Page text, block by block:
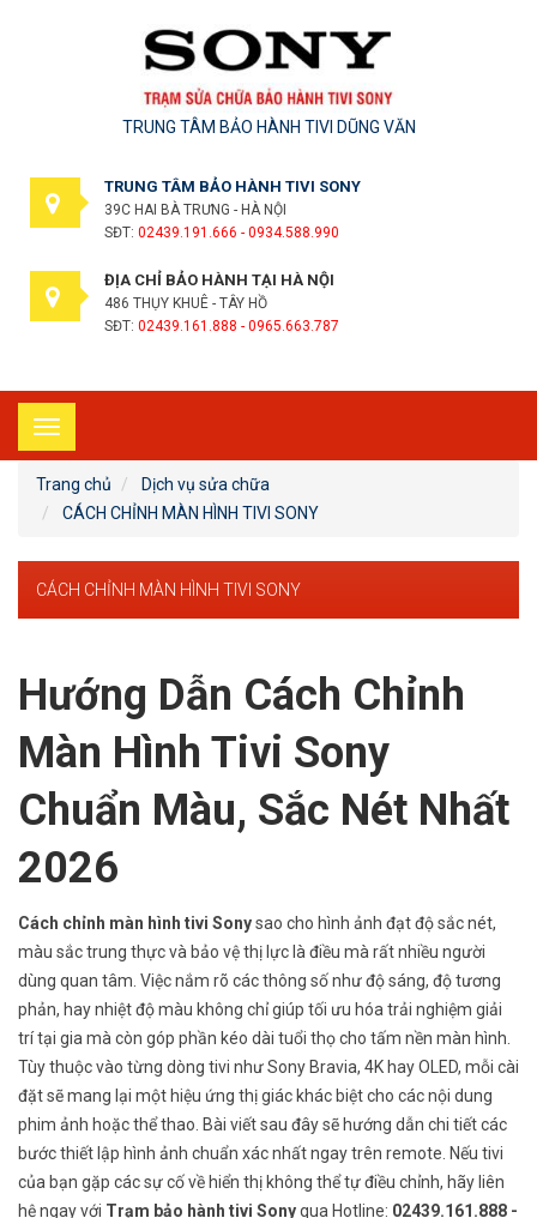
TRUNG TÂM BẢO HÀNH TIVI DŨNG VĂN
TRUNG TÂM BẢO HÀNH TIVI SONY
39C HAI BÀ TRƯNG - HÀ NỘI
SĐT: 02439.191.666 - 0934.588.990
ĐỊA CHỈ BẢO HÀNH TẠI HÀ NỘI
486 THỤY KHUÊ - TÂY HỒ
SĐT: 02439.161.888 - 0965.663.787
Toggle
navigation
Trang chủ
Dịch vụ sửa chữa
CÁCH CHỈNH MÀN HÌNH TIVI SONY
CÁCH CHỈNH MÀN HÌNH TIVI SONY
Hướng Dẫn Cách Chỉnh
Màn Hình Tivi Sony
Chuẩn Màu, Sắc Nét Nhất
2026
Cách chỉnh màn hình tivi Sonysao cho hình ảnh đạt độ sắc nét,
màu sắc trung thực và bảo vệ thị lực là điều mà rất nhiều người
dùng quan tâm. Việc nắm rõ các thông số như độ sáng, độ tương
phản, hay nhiệt độ màu không chỉ giúp tối ưu hóa trải nghiệm giải
trí tại gia mà còn góp phần kéo dài tuổi thọ cho tấm nền màn hình.
Tùy thuộc vào từng dòng tivi như Sony Bravia, 4K hay OLED, mỗi cài
đặt sẽ mang lại một hiệu ứng thị giác khác biệt cho các nội dung
phim ảnh hoặc thể thao. Bài viết sau đây sẽ hướng dẫn chi tiết các
bước thiết lập hình ảnh chuẩn xác nhất ngay trên remote. Nếu tivi
của bạn gặp các sự cố về hiển thị không thể tự điều chỉnh, hãy liên
hệ ngay với Trạm bảo hành tivi Sonyqua Hotline: 02439.161.888 -